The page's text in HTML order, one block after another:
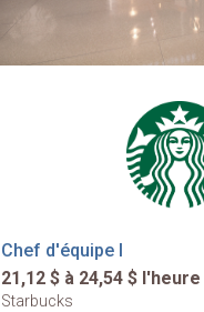
Chef d'équipe I
21,12 $ à 24,54 $ l'heure
Starbucks